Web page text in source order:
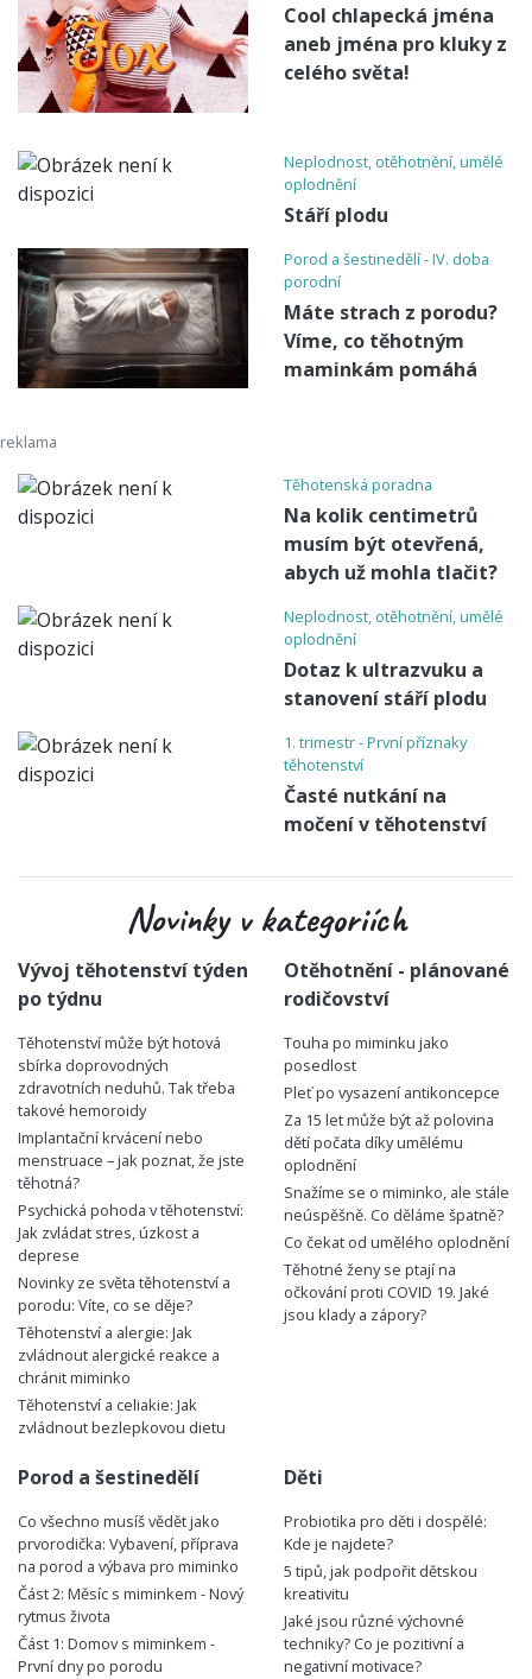
Cool chlapecká jména
aneb jména pro kluky z
celého světa!
Neplodnost, otěhotnění, umělé
oplodnění
Stáří plodu
Porod a šestinedělí - IV. doba
porodní
Máte strach z porodu?
Víme, co těhotným
maminkám pomáhá
Těhotenská poradna
Na kolik centimetrů
musím být otevřená,
abych už mohla tlačit?
Neplodnost, otěhotnění, umělé
oplodnění
Dotaz k ultrazvuku a
stanovení stáří plodu
1. trimestr - První příznaky
těhotenství
Časté nutkání na
močení v těhotenství
Novinky v kategoriích
Vývoj těhotenství týden
po týdnu
Těhotenství může být hotová
sbírka doprovodných
zdravotních neduhů. Tak třeba
takové hemoroidy
Implantační krvácení nebo
menstruace – jak poznat, že jste
těhotná?
Psychická pohoda v těhotenství:
Jak zvládat stres, úzkost a
deprese
Novinky ze světa těhotenství a
porodu: Víte, co se děje?
Těhotenství a alergie: Jak
zvládnout alergické reakce a
chránit miminko
Těhotenství a celiakie: Jak
zvládnout bezlepkovou dietu
Otěhotnění - plánované
rodičovství
Touha po miminku jako
posedlost
Pleť po vysazení antikoncepce
Za 15 let může být až polovina
dětí počata díky umělému
oplodnění
Snažíme se o miminko, ale stále
neúspěšně. Co děláme špatně?
Co čekat od umělého oplodnění
Těhotné ženy se ptají na
očkování proti COVID 19. Jaké
jsou klady a zápory?
Porod a šestinedělí
Co všechno musíš vědět jako
prvorodička: Vybavení, příprava
na porod a výbava pro miminko
Část 2: Měsíc s miminkem - Nový
rytmus života
Část 1: Domov s miminkem -
První dny po porodu
Děti
Probiotika pro děti i dospělé:
Kde je najdete?
5 tipů, jak podpořit dětskou
kreativitu
Jaké jsou různé výchovné
techniky? Co je pozitivní a
negativní motivace?